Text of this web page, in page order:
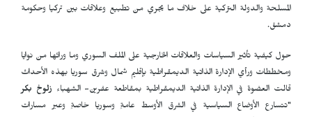
المسلحة والدولة التركية على خلاف ما يجري من تطبيع وعلاقات بين تركيا وحكومة
دمشق.
حول كيفية تأثير السياسات والعلاقات الخارجية على الملف السوري وما ورائها من نوايا
ومخططات ورأي الإدارة الذاتية الديمقراطية بإقليم شمال وشرق سوريا بهذه الأحداث
قالت العضوة في الإدارة الذاتية الديمقراطية بمقاطعة عفرين- الشهباء زلوخ بكر
"تتسارع الأوضاع السياسية في الشرق الأوسط عامةٍ وسوريا خاصةٍ وعبر مسارات